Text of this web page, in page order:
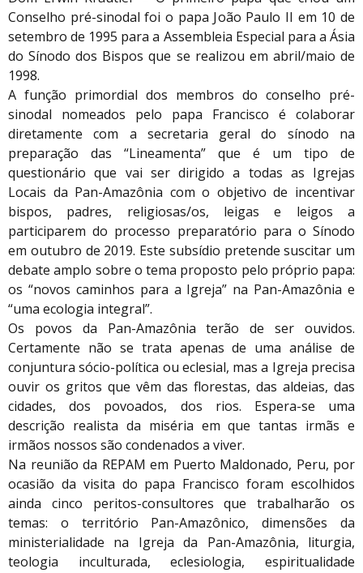
Conselho pré-sinodal foi o papa João Paulo II em 10 de
setembro de 1995 para a Assembleia Especial para a Ásia
do Sínodo dos Bispos que se realizou em abril/maio de
1998.
A função primordial dos membros do conselho pré-
sinodal nomeados pelo papa Francisco é colaborar
diretamente com a secretaria geral do sínodo na
preparação das “Lineamenta” que é um tipo de
questionário que vai ser dirigido a todas as Igrejas
Locais da Pan-Amazônia com o objetivo de incentivar
bispos, padres, religiosas/os, leigas e leigos a
participarem do processo preparatório para o Sínodo
em outubro de 2019. Este subsídio pretende suscitar um
debate amplo sobre o tema proposto pelo próprio papa:
os “novos caminhos para a Igreja” na Pan-Amazônia e
“uma ecologia integral”.
Os povos da Pan-Amazônia terão de ser ouvidos.
Certamente não se trata apenas de uma análise de
conjuntura sócio-política ou eclesial, mas a Igreja precisa
ouvir os gritos que vêm das florestas, das aldeias, das
cidades, dos povoados, dos rios. Espera-se uma
descrição realista da miséria em que tantas irmãs e
irmãos nossos são condenados a viver.
Na reunião da REPAM em Puerto Maldonado, Peru, por
ocasião da visita do papa Francisco foram escolhidos
ainda cinco peritos-consultores que trabalharão os
temas: o território Pan-Amazônico, dimensões da
ministerialidade na Igreja da Pan-Amazônia, liturgia,
teologia inculturada, eclesiologia, espiritualidade